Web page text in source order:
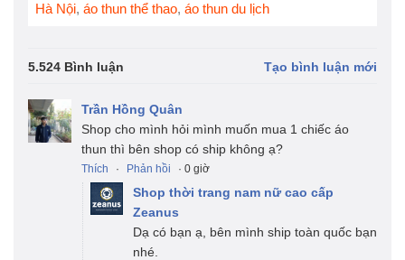
Hà Nội, áo thun thể thao, áo thun du lịch
5.524 Bình luận Tạo bình luận mới
Trần Hồng Quân
Shop cho mình hỏi mình muốn mua 1 chiếc áo
thun thì bên shop có ship không ạ?
Thích · Phản hồi · 0 giờ
Shop thời trang nam nữ cao cấp
Zeanus
Dạ có bạn ạ, bên mình ship toàn quốc bạn
nhé.